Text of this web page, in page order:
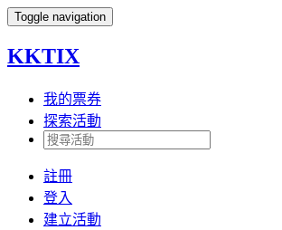
Toggle navigation
KKTIX
我的票券
探索活動
註冊
登入
建立活動